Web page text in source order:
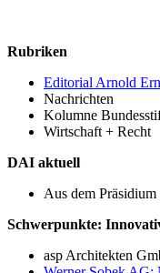
Rubriken
Editorial Arnold
Nachrichten
Kolumne
Wirtschaft + Recht
DAI aktuell
Aus dem Präsidium
Schwerpunkte:
asp Architekten